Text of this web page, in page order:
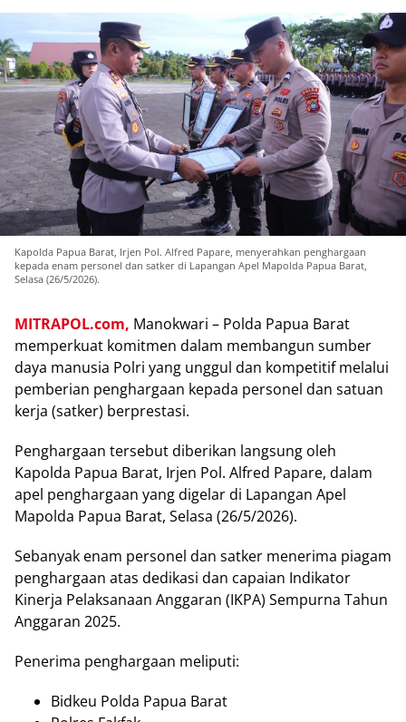
Kapolda Papua Barat, Irjen Pol. Alfred Papare, menyerahkan penghargaan
kepada enam personel dan satker di Lapangan Apel Mapolda Papua Barat,
Selasa (26/5/2026).
MITRAPOL.com, Manokwari – Polda Papua Barat
memperkuat komitmen dalam membangun sumber
daya manusia Polri yang unggul dan kompetitif melalui
pemberian penghargaan kepada personel dan satuan
kerja (satker) berprestasi.
Penghargaan tersebut diberikan langsung oleh
Kapolda Papua Barat, Irjen Pol. Alfred Papare, dalam
apel penghargaan yang digelar di Lapangan Apel
Mapolda Papua Barat, Selasa (26/5/2026).
Sebanyak enam personel dan satker menerima piagam
penghargaan atas dedikasi dan capaian Indikator
Kinerja Pelaksanaan Anggaran (IKPA) Sempurna Tahun
Anggaran 2025.
Penerima penghargaan meliputi:
Bidkeu Polda Papua Barat